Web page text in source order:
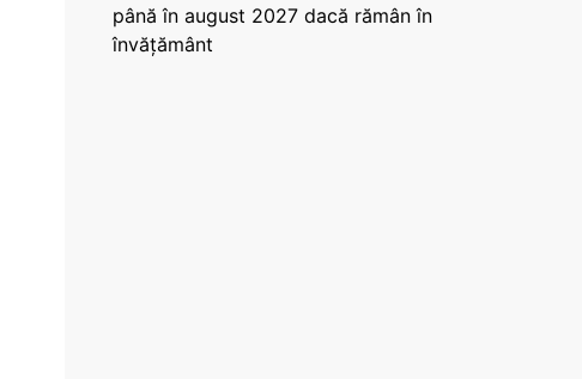
până în august 2027 dacă rămân în
învățământ